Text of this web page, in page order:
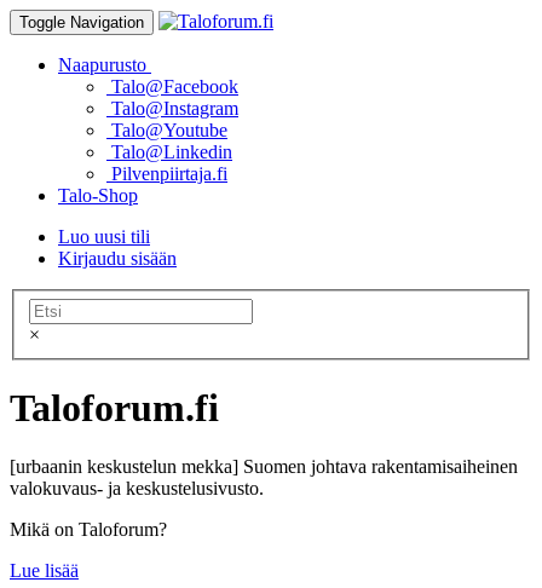
Toggle Navigation
Naapurusto
Talo@Facebook
Talo@Instagram
Talo@Youtube
Talo@Linkedin
Pilvenpiirtaja.fi
Talo-Shop
Luo uusi tili
Kirjaudu sisään
×
Taloforum.fi
[urbaanin keskustelun mekka] Suomen johtava rakentamisaiheinen
valokuvaus- ja keskustelusivusto.
Mikä on Taloforum?
Lue lisää